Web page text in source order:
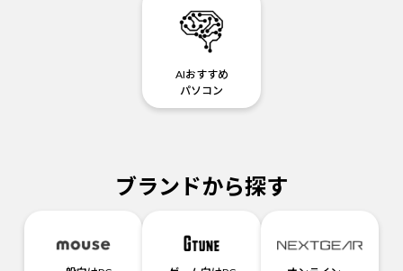
AIおすすめ
パソコン
ブランドから探す